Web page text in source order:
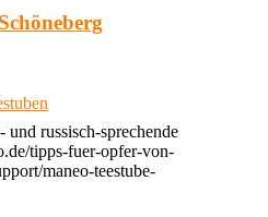
russisch-sprechende
tipps-fuer-opfer-von-
maneo-teestube-